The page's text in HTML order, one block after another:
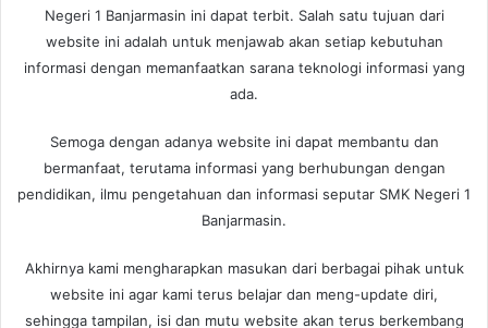
Negeri 1 Banjarmasin ini dapat terbit. Salah satu tujuan dari
website ini adalah untuk menjawab akan setiap kebutuhan
informasi dengan memanfaatkan sarana teknologi informasi yang
ada.
Semoga dengan adanya website ini dapat membantu dan
bermanfaat, terutama informasi yang berhubungan dengan
pendidikan, ilmu pengetahuan dan informasi seputar SMK Negeri 1
Banjarmasin.
Akhirnya kami mengharapkan masukan dari berbagai pihak untuk
website ini agar kami terus belajar dan meng-update diri,
sehingga tampilan, isi dan mutu website akan terus berkembang